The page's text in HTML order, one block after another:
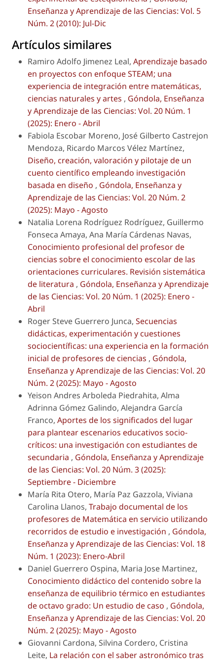
Enseñanza y Aprendizaje de las Ciencias: Vol. 5
Núm. 2 (2010): Jul-Dic
Artículos similares
Ramiro Adolfo Jimenez Leal, Aprendizaje basado
en proyectos con enfoque STEAM; una
experiencia de integración entre matemáticas,
ciencias naturales y artes , Góndola, Enseñanza
y Aprendizaje de las Ciencias: Vol. 20 Núm. 1
(2025): Enero - Abril
Fabiola Escobar Moreno, José Gilberto Castrejon
Mendoza, Ricardo Marcos Vélez Martínez,
Diseño, creación, valoración y pilotaje de un
cuento científico empleando investigación
basada en diseño , Góndola, Enseñanza y
Aprendizaje de las Ciencias: Vol. 20 Núm. 2
(2025): Mayo - Agosto
Natalia Lorena Rodríguez Rodríguez, Guillermo
Fonseca Amaya, Ana María Cárdenas Navas,
Conocimiento profesional del profesor de
ciencias sobre el conocimiento escolar de las
orientaciones curriculares. Revisión sistemática
de literatura , Góndola, Enseñanza y Aprendizaje
de las Ciencias: Vol. 20 Núm. 1 (2025): Enero -
Abril
Roger Steve Guerrero Junca, Secuencias
didácticas, experimentación y cuestiones
sociocientíficas: una experiencia en la formación
inicial de profesores de ciencias , Góndola,
Enseñanza y Aprendizaje de las Ciencias: Vol. 20
Núm. 2 (2025): Mayo - Agosto
Yeison Andres Arboleda Piedrahita, Alma
Adrinna Gómez Galindo, Alejandra García
Franco, Aportes de los significados del lugar
para plantear escenarios educativos socio-
críticos: una investigación con estudiantes de
secundaria , Góndola, Enseñanza y Aprendizaje
de las Ciencias: Vol. 20 Núm. 3 (2025):
Septiembre - Diciembre
María Rita Otero, María Paz Gazzola, Viviana
Carolina Llanos, Trabajo documental de los
profesores de Matemática en servicio utilizando
recorridos de estudio e investigación , Góndola,
Enseñanza y Aprendizaje de las Ciencias: Vol. 18
Núm. 1 (2023): Enero-Abril
Daniel Guerrero Ospina, Maria Jose Martinez,
Conocimiento didáctico del contenido sobre la
enseñanza de equilibrio térmico en estudiantes
de octavo grado: Un estudio de caso , Góndola,
Enseñanza y Aprendizaje de las Ciencias: Vol. 20
Núm. 2 (2025): Mayo - Agosto
Giovanni Cardona, Silvina Cordero, Cristina
Leite, La relación con el saber astronómico tras